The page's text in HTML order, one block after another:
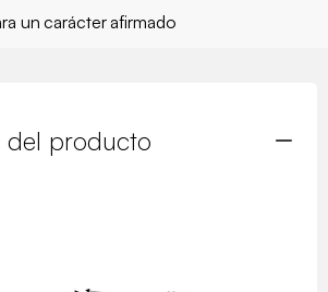
un carácter afirmado
del producto